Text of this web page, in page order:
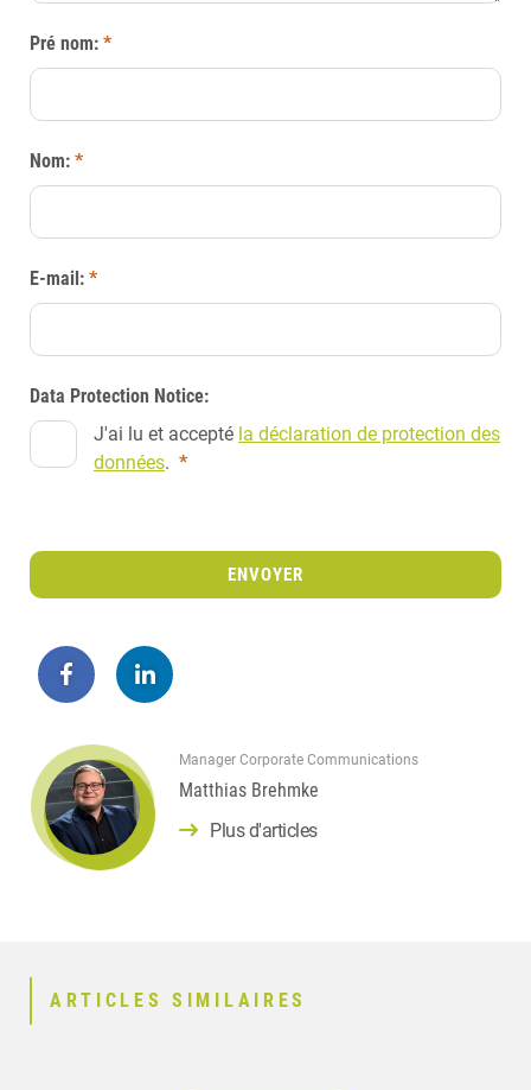
Pré nom: *
Nom: *
E-mail: *
Data Protection Notice:
J'ai lu et accepté la déclaration de protection des
données. *
ENVOYER
Manager Corporate Communications
Matthias Brehmke
Plus d'articles
ARTICLES SIMILAIRES